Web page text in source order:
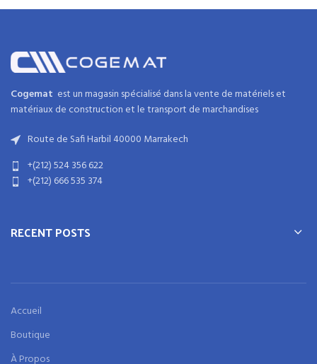
Cogemat est un magasin spécialisé dans lavente de matériels et
matériaux de construction etle transport de marchandises
Route de Safi Harbil 40000 Marrakech
+(212) 524 356 622
+(212) 666 535 374
RECENT POSTS
Accueil
Boutique
À Propos